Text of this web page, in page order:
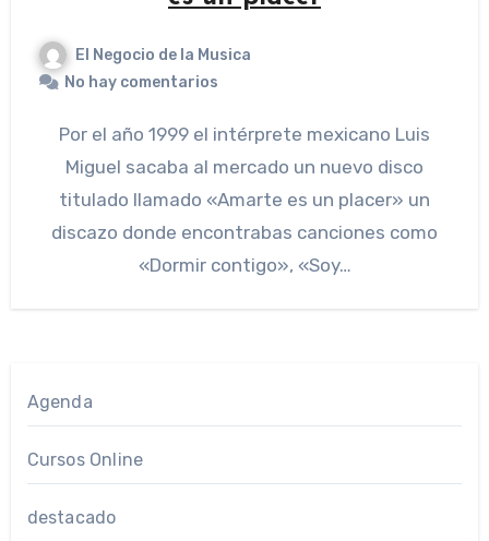
El Negocio de la Musica
No hay comentarios
Por el año 1999 el intérprete mexicano Luis
Miguel sacaba al mercado un nuevo disco
titulado llamado «Amarte es un placer» un
discazo donde encontrabas canciones como
«Dormir contigo», «Soy…
Agenda
Cursos Online
destacado